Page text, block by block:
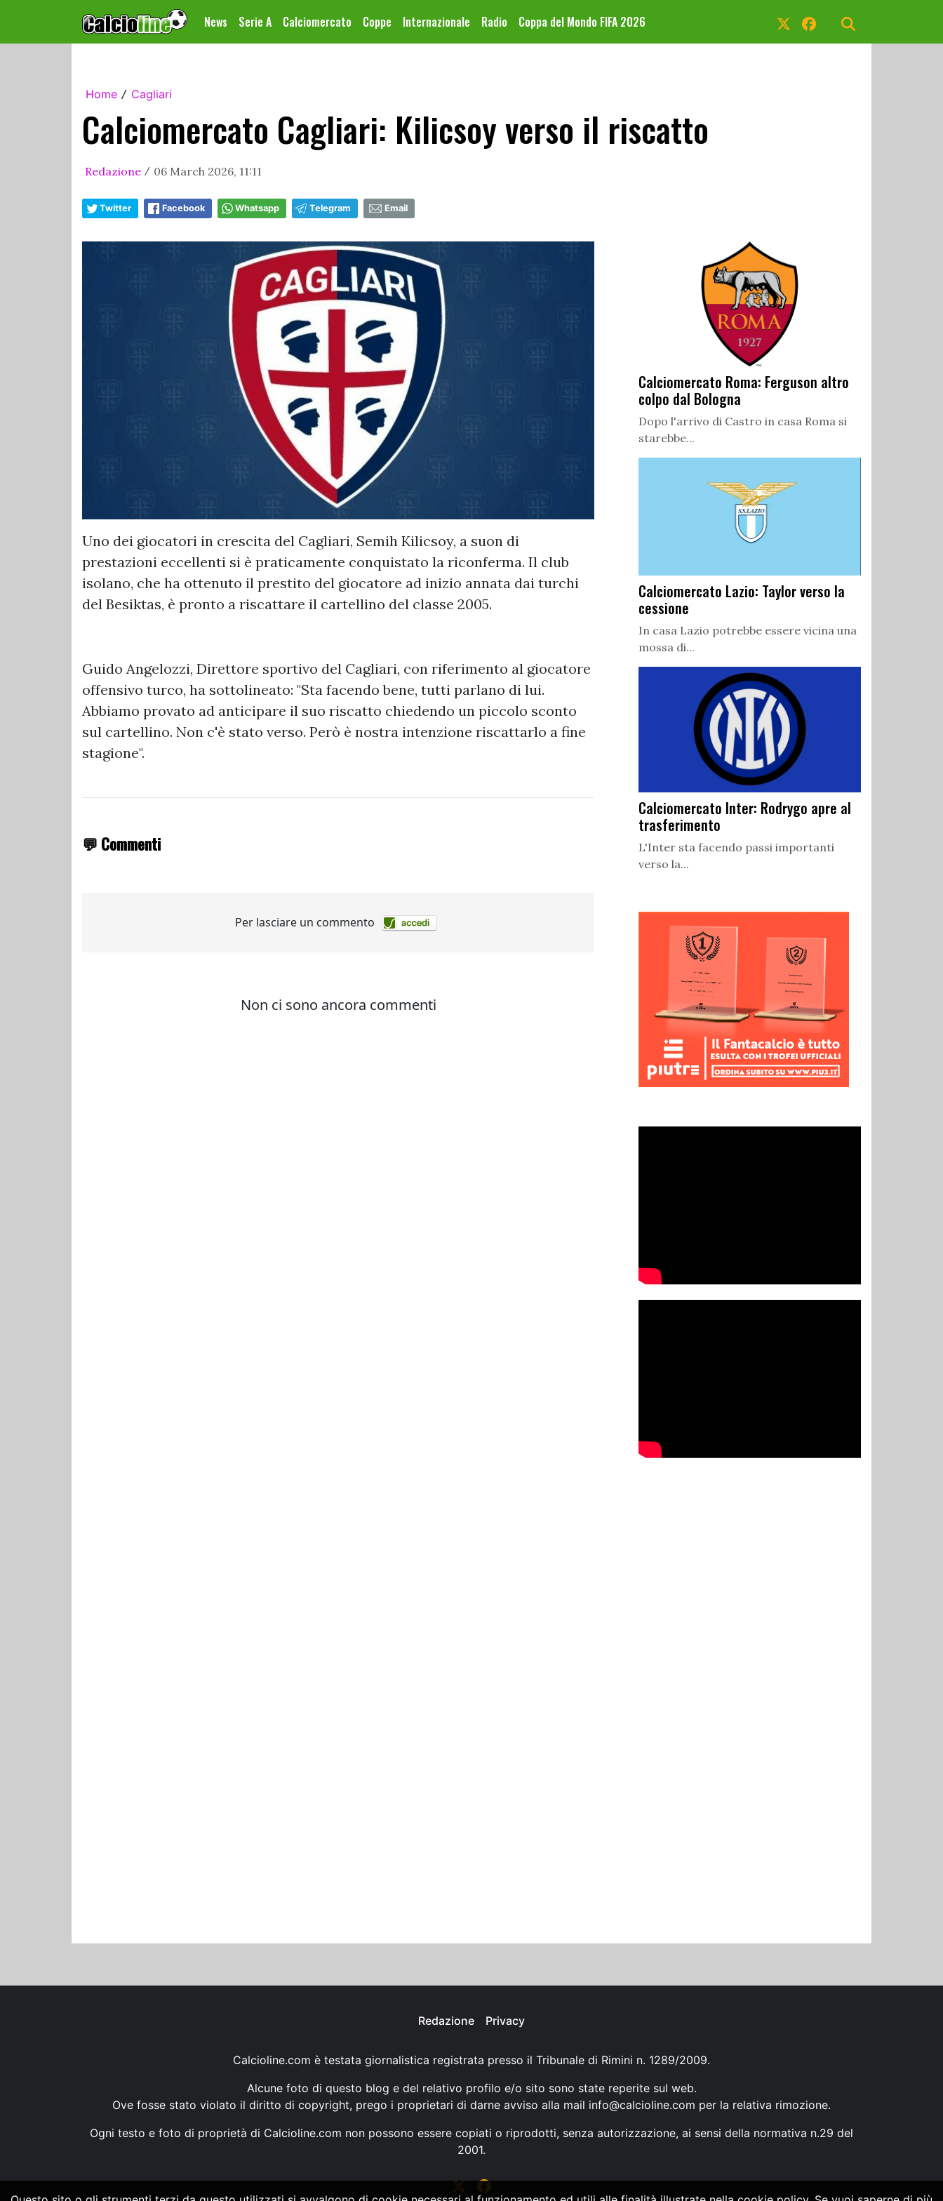
News Serie A Calciomercato Coppe Internazionale Radio Coppa del Mondo FIFA 2026
Home / Cagliari
Calciomercato Cagliari: Kilicsoy verso il riscatto
Redazione / 06 March 2026, 11:11
Twitter Facebook Whatsapp Telegram Email
Uno dei giocatori in crescita del Cagliari, Semih Kilicsoy, a suon di
prestazioni eccellenti si è praticamente conquistato la riconferma. Il club
isolano, che ha ottenuto il prestito del giocatore ad inizio annata dai turchi
del Besiktas, è pronto a riscattare il cartellino del classe 2005.
Guido Angelozzi, Direttore sportivo del Cagliari, con riferimento al giocatore
offensivo turco, ha sottolineato: "Sta facendo bene, tutti parlano di lui.
Abbiamo provato ad anticipare il suo riscatto chiedendo un piccolo sconto
sul cartellino. Non c'è stato verso. Però è nostra intenzione riscattarlo a fine
stagione".
💬 Commenti
Calciomercato Roma: Ferguson altro
colpo dal Bologna
Dopo l'arrivo di Castro in casa Roma si
starebbe...
Calciomercato Lazio: Taylor verso la
cessione
In casa Lazio potrebbe essere vicina una
mossa di...
Calciomercato Inter: Rodrygo apre al
trasferimento
L'Inter sta facendo passi importanti
verso la...
Redazione Privacy
Calcioline.com è testata giornalistica registrata presso il Tribunale di Rimini n. 1289/2009.
Alcune foto di questo blog e del relativo profilo e/o sito sono state reperite sul web.
Ove fosse stato violato il diritto di copyright, prego i proprietari di darne avviso alla mail info@calcioline.com per la relativa rimozione.
Ogni testo e foto di proprietà di Calcioline.com non possono essere copiati o riprodotti, senza autorizzazione, ai sensi della normativa n.29 del
2001.